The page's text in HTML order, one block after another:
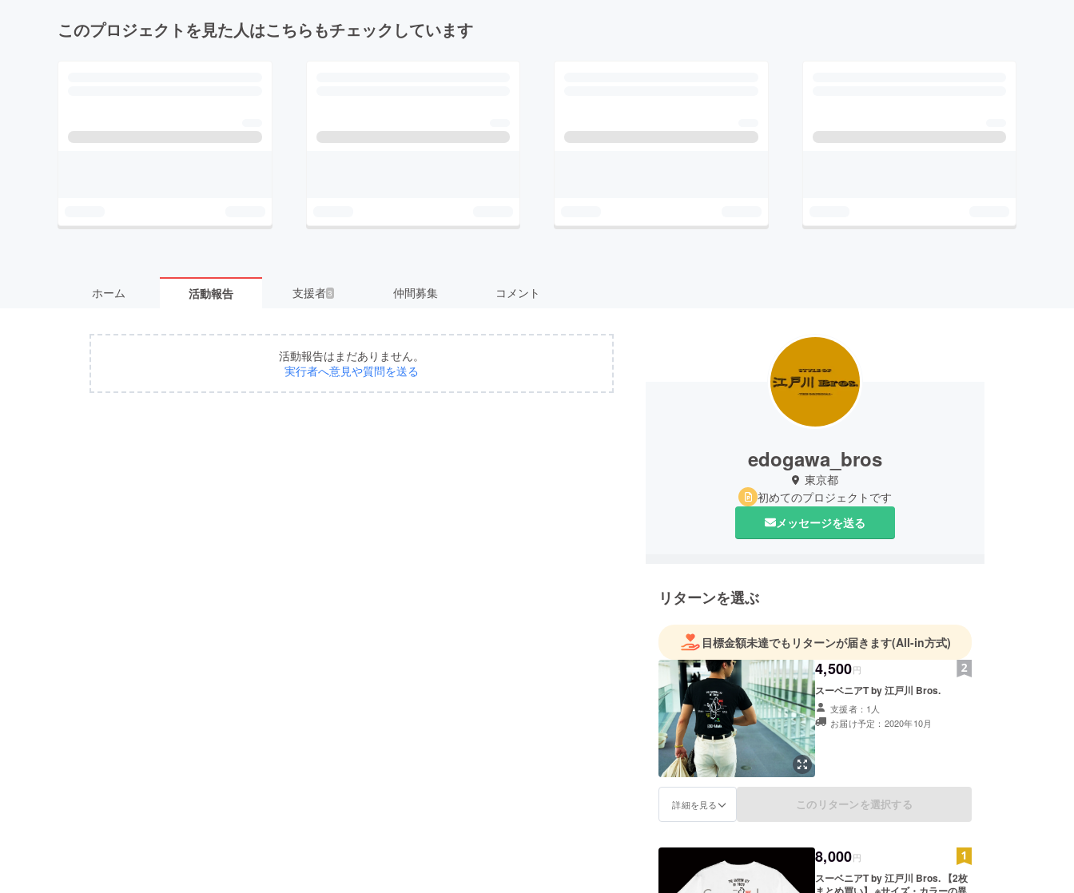
このプロジェクトを見た人はこちらもチェックしています
ホーム 活動報告 支援者3 仲間募集 コメント
活動報告はまだありません。
実行者へ意見や質問を送る
edogawa_bros
東京都
初めてのプロジェクトです
メッセージを送る
リターンを選ぶ
目標金額未達でもリターンが届きます(All-in方式)
4,500円
スーベニアT by 江戸川 Bros.
支援者：1人
お届け予定：2020年10月
詳細を見る このリターンを選択する
8,000円
スーベニアT by 江戸川 Bros. 【2枚